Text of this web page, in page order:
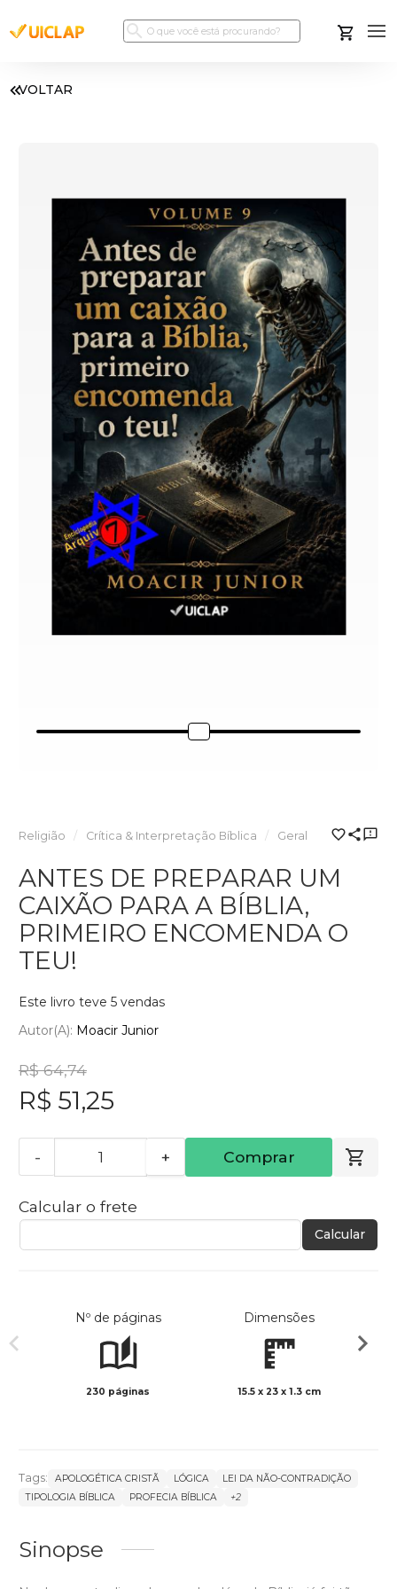
VOLTAR
Religião Crítica & Interpretação Bíblica Geral
ANTES DE PREPARAR UM
CAIXÃO PARA A BÍBLIA,
PRIMEIRO ENCOMENDA O
TEU!
Este livro teve 5 vendas
Autor(a): Moacir Junior
R$ 64,74
R$ 51,25
- + Comprar
Calcular o frete
Calcular
Nº de páginas
230 páginas
Dimensões
15.5 x 23 x 1.3 cm
Tags: APOLOGÉTICA CRISTÃ LÓGICA
LEI DA NÃO-CONTRADIÇÃO
TIPOLOGIA BÍBLICA
PROFECIA BÍBLICA +2
Sinopse